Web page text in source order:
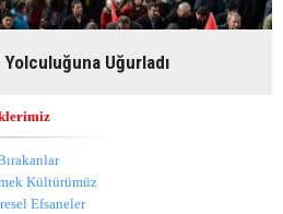
Uğurladı
Kültürümüz
Efsaneler